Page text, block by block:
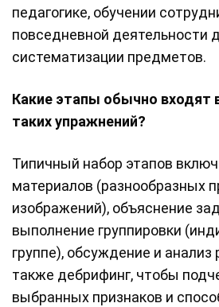
педагогике, обучении
повседневной деятельности
систематизации предметов.
Какие этапы обычно входят
таких упражнений?
Типичный набор этапов
материалов (разнообразных
изображений), объяснение
выполнение группировки
группе), обсуждение и анализ
также дебрифинг, чтобы
выбранных признаков и